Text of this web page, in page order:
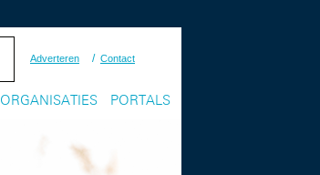
Adverteren / Contact
ORGANISATIES PORTALS